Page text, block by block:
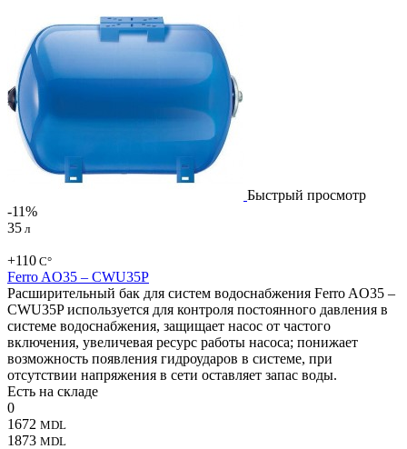
Быстрый просмотр
-11%
35 л
+110 С°
Ferro AO35 – CWU35P
Расширительный бак для систем водоснабжения Ferro AO35 –
CWU35P используется для контроля постоянного давления в
системе водоснабжения, защищает насос от частого
включения, увеличевая ресурс работы насоса; понижает
возможность появления гидроударов в системе, при
отсутствии напряжения в сети оставляет запас воды.
Есть на складе
0
1672 MDL
1873 MDL